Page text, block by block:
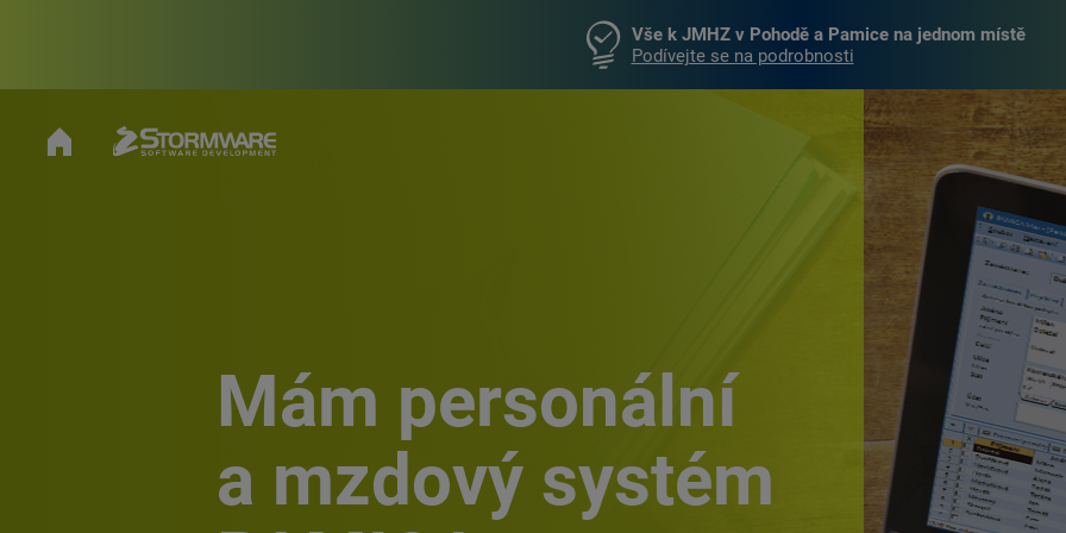
Vše k JMHZ v Pohodě a Pamice na jednom místě
Podívejte se na podrobnosti
Mám personální
a mzdový systém